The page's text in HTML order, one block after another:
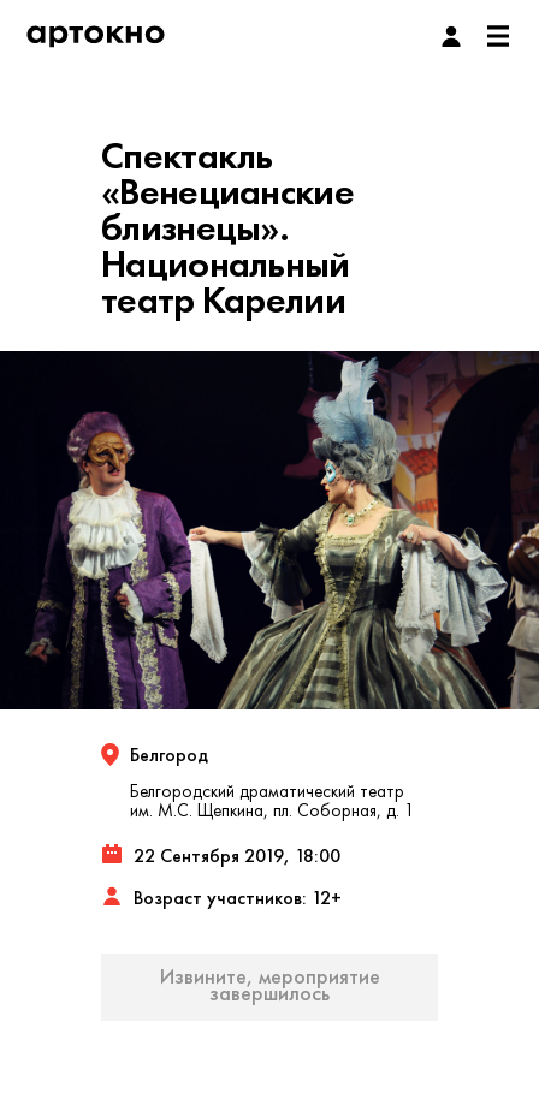
Спектакль
«Венецианские
близнецы».
Национальный
театр Карелии
Белгород
Белгородский драматический театр
им. М.С. Щепкина, пл. Соборная, д. 1
22 Сентября 2019, 18:00
Возраст участников: 12+
Извините, мероприятие
завершилось